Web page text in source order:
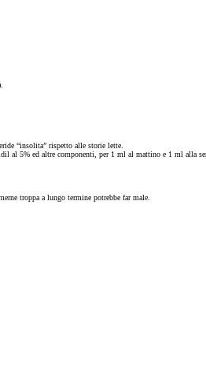
“insolita” rispetto alle storie lette.
5% ed altre componenti, per 1 ml al mattino e 1 ml alla
troppa a lungo termine potrebbe far male.